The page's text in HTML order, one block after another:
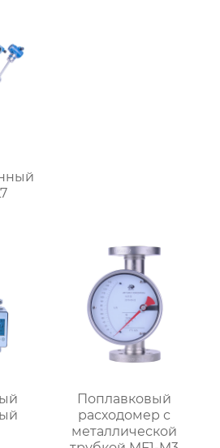
Поплавковый
расходомер с
металлической